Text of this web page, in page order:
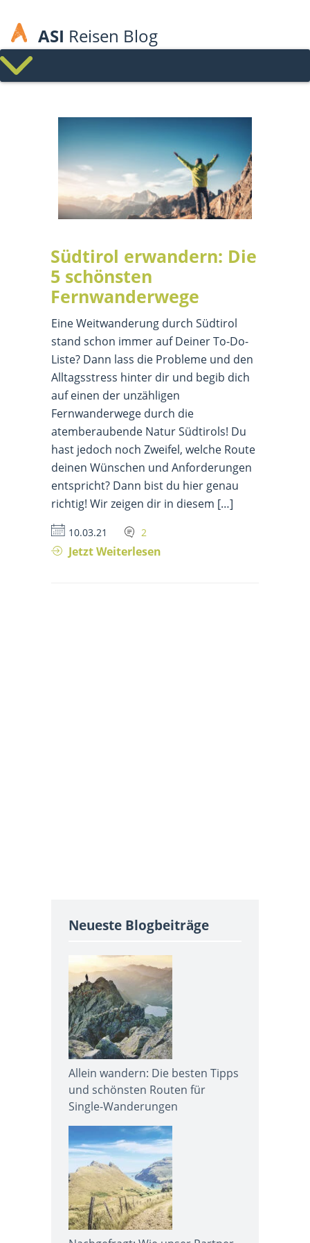
ASI Reisen Blog
Südtirol erwandern: Die
5 schönsten
Fernwanderwege
Eine Weitwanderung durch Südtirol
stand schon immer auf Deiner To-Do-
Liste? Dann lass die Probleme und den
Alltagsstress hinter dir und begib dich
auf einen der unzähligen
Fernwanderwege durch die
atemberaubende Natur Südtirols! Du
hast jedoch noch Zweifel, welche Route
deinen Wünschen und Anforderungen
entspricht? Dann bist du hier genau
richtig! Wir zeigen dir in diesem […]
10.03.21 2
Jetzt Weiterlesen
Neueste Blogbeiträge
Allein wandern: Die besten Tipps
und schönsten Routen für
Single-Wanderungen